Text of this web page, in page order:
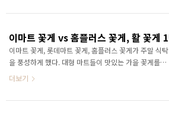
살찐 길고양이들이 장독을 지키고 있다. 길고양이들이
장독대를 지키고 있는 걸 보면, 아마도 정기적으로 밥을
챙겨 주는 듯하다. 통유리라 장독대을 바라보며 식사를
데, 이날은 정강원 정식을 먹었다. 그럼 정강원 정식 한
이마트 꽃게, 롯데마트 꽃게, 홈플러스 꽃게가 주말 식탁
을 풍성하게 했다. 대형 마트들이 맛있는 가을 꽃게를
100g에 800원~900원에 내놓았기 때문이다. 꽃게 요
더보기